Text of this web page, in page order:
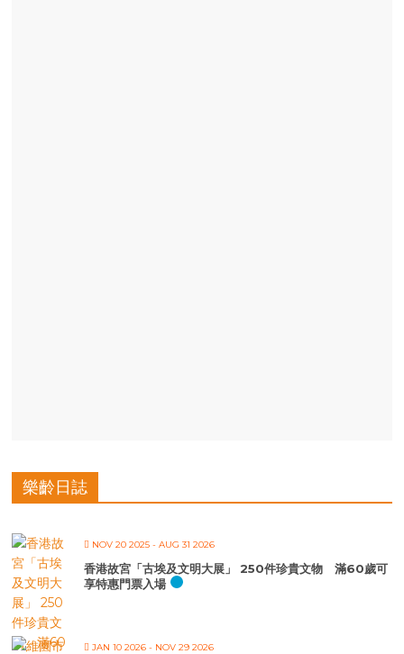
樂齡日誌
NOV 20 2025 - AUG 31 2026
香港故宮「古埃及文明大展」 250件珍貴文物 滿60歲可
享特惠門票入場
JAN 10 2026 - NOV 29 2026